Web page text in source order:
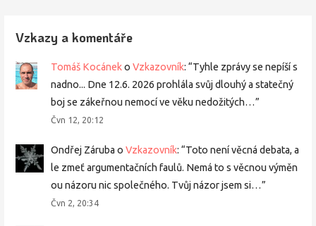
Vzkazy a komentáře
Tomáš KocánekoVzkazovník: “Tyhle zprávy se nepíší s
nadno... Dne 12.6. 2026 prohlála svůj dlouhý a statečný
boj se zákeřnou nemocí ve věku nedožitých…”
Čvn 12, 20:12
Ondřej Záruba oVzkazovník: “Toto není věcná debata, a
le zmeť argumentačních faulů. Nemá to s věcnou výměn
ou názoru nic společného. Tvůj názor jsem si…”
Čvn 2, 20:34